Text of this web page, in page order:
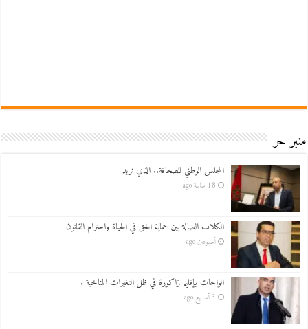
منبر حر
المجلس الوطني للصحافة.. الذي نريد
18 ساعة ago
الكلاب الضالة بين حماية الحق في الحياة واحترام القانون
أسبوعين ago
الواحات بإقليم زاكورة في ظل التغيرات المناخية .
3 أسابيع ago